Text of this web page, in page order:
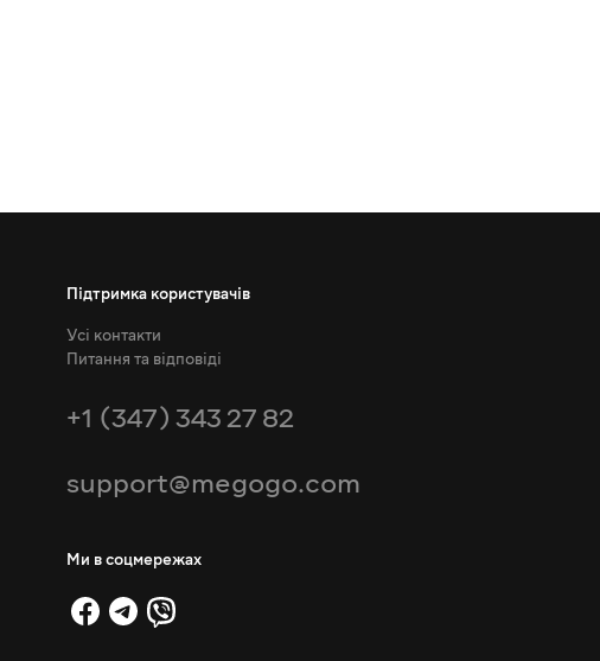
Підтримка користувачів
Усі контакти
Питання та відповіді
+1 (347) 343 27 82
support@megogo.com
Ми в соцмережах